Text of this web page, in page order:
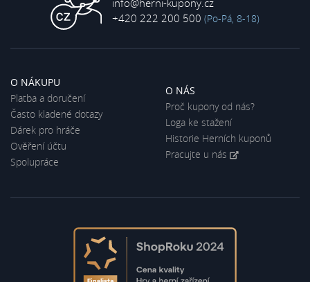
info@herni-kupony.cz
+420 222 200 500 (Po-Pá, 8-18)
O NÁKUPU
Platba a doručení
Často kladené dotazy
Dárek pro hráče
Ověření účtu
Spolupráce
O NÁS
Proč kupony od nás?
Loga ke stažení
Historie Herních kuponů
Pracujte u nás